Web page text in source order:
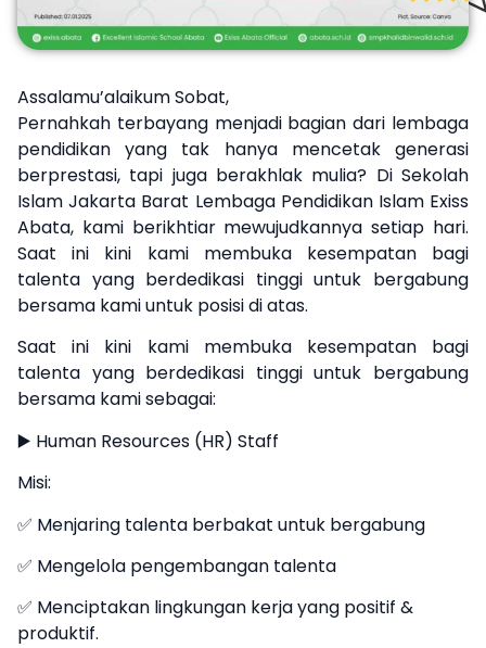
Assalamu’alaikum Sobat,
Pernahkah terbayang menjadi bagian dari lembaga
pendidikan yang tak hanya mencetak generasi
berprestasi, tapi juga berakhlak mulia? Di Sekolah
Islam Jakarta Barat Lembaga Pendidikan Islam Exiss
Abata, kami berikhtiar mewujudkannya setiap hari.
Saat ini kini kami membuka kesempatan bagi
talenta yang berdedikasi tinggi untuk bergabung
bersama kami untuk posisi di atas.
Saat ini kini kami membuka kesempatan bagi
talenta yang berdedikasi tinggi untuk bergabung
bersama kami sebagai:
▶️ Human Resources (HR) Staff
Misi:
✅ Menjaring talenta berbakat untuk bergabung
✅ Mengelola pengembangan talenta
✅ Menciptakan lingkungan kerja yang positif &
produktif.